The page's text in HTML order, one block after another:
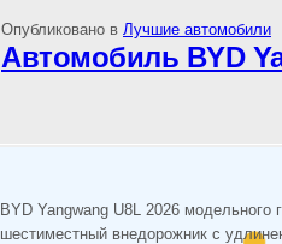
Опубликовано в Лучшие автомобили
Автомобиль BYD
BYD Yangwang U8L 2026
шестиместный внедорожник с